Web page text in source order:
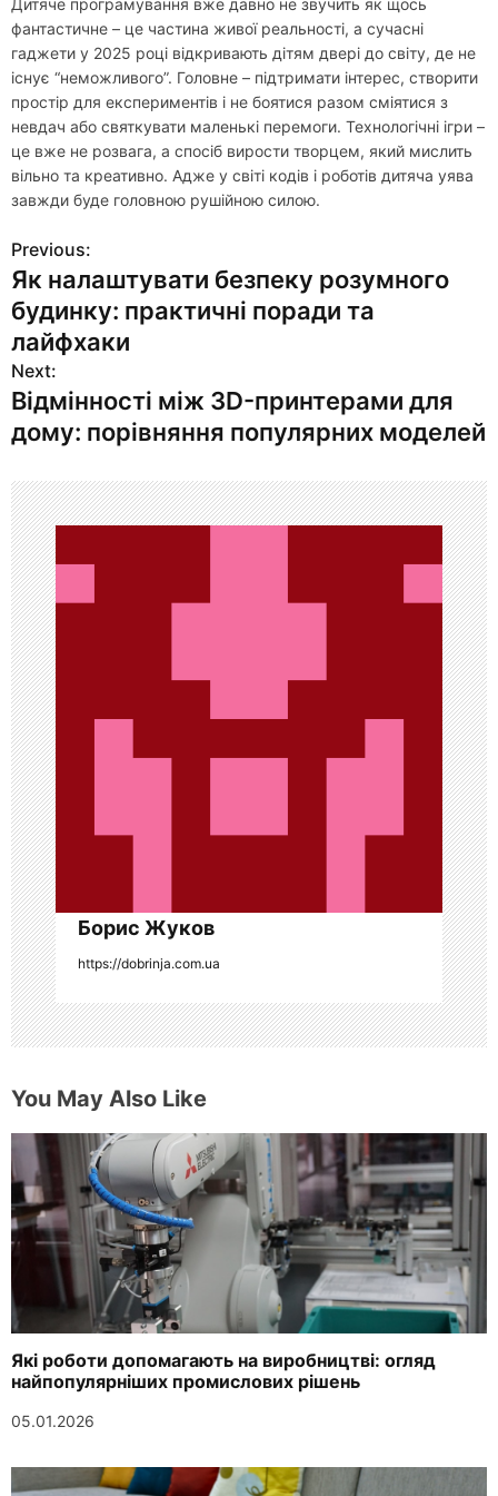
фантастичне – це частина живої реальності, а сучасні
гаджети у 2025 році відкривають дітям двері до світу, де не
існує “неможливого”. Головне – підтримати інтерес, створити
простір для експериментів і не боятися разом сміятися з
невдач або святкувати маленькі перемоги. Технологічні ігри –
це вже не розвага, а спосіб вирости творцем, який мислить
вільно та креативно. Адже у світі кодів і роботів дитяча уява
завжди буде головною рушійною силою.
Н
а
в
и
г
ц
и
я
п
о
з
а
п
и
с
я
м
Previous:
Як налаштувати безпеку розумного
будинку: практичні поради та
лайфхаки
Next:
Відмінності між 3D-принтерами для
дому: порівняння популярних моделей
Борис Жуков
https://dobrinja.com.ua
You May Also Like
Які роботи допомагають на виробництві: огляд
найпопулярніших промислових рішень
05.01.2026